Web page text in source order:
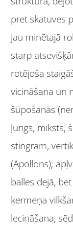
pret skatuves
jau minētajā
starp
rotējoša
vicināšana un
šūpošanās
ļurīgs, mīksts,
stingram,
(Apollons);
balles dejā,
ķermeņa
lecināšana,